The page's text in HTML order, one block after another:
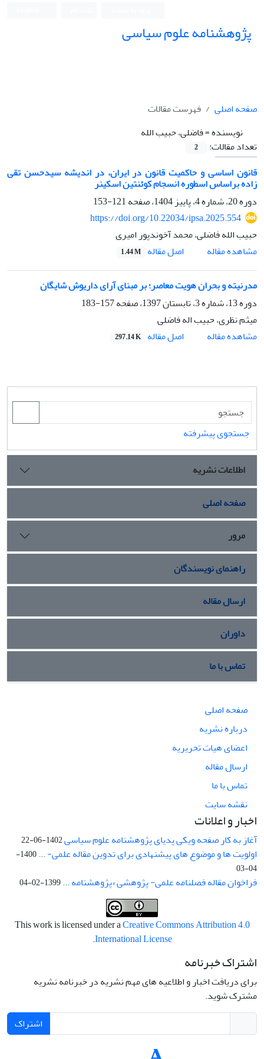
پژوهشنامه علوم سیاسی
صفحه اصلی
فهرست مقالات
نویسنده =فاضلی، حبیب الله
تعداد مقالات:
2
قانون اساسی و حاکمیت قانون در ایران، در اندیشه سیدحسن تقی
زاده براساس اسطوره انسجام کوئنتین اسکینر
دوره 20، شماره 4، پاییز 1404، صفحه
121-153
https://doi.org/10.22034/ipsa.2025.554
حبیب الله فاضلی، محمد آخوندپور امیری
مشاهده مقاله
اصل مقاله 1.44 M
مدرنیته و بحران هویت معاصر؛ بر مبنای آرای داریوش شایگان
دوره 13، شماره 3، تابستان 1397، صفحه
157-183
میثم نظری، حبیب اله فاضلی
مشاهده مقاله
اصل مقاله 297.14 K
جستجوی پیشرفته
اطلاعات نشریه
صفحه اصلی
مرور
راهنمای نویسندگان
ارسال مقاله
داوران
تماس با ما
صفحه اصلی
درباره نشریه
اعضای هیات تحریریه
ارسال مقاله
تماس با ما
نقشه سایت
اخبار و اعلانات
آغاز به کار صفحه ویکی پدیای پژوهشنامه علوم سیاسی1402-06-22
اولویت ها و موضوع های پیشنهادی برای تدوین مقاله علمی- ...
1400-
04-03
فراخوان مقاله فصلنامه علمی- پژوهشی «پژوهشنامه ...1399-02-04
This work is licensed under aCreative Commons Attribution 4.0
International License
.
اشتراک خبرنامه
برای دریافت اخبار و اطلاعیه های مهم نشریه در خبرنامه نشریه
مشترک شوید.
اشتراک